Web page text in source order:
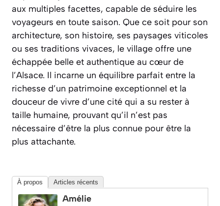
aux multiples facettes, capable de séduire les
voyageurs en toute saison. Que ce soit pour son
architecture, son histoire, ses paysages viticoles
ou ses traditions vivaces, le village offre une
échappée belle et authentique au cœur de
l’Alsace. Il incarne un équilibre parfait entre la
richesse d’un patrimoine exceptionnel et la
douceur de vivre d’une cité qui a su rester à
taille humaine, prouvant qu’il n’est pas
nécessaire d’être la plus connue pour être la
plus attachante.
À propos Articles récents
Amélie